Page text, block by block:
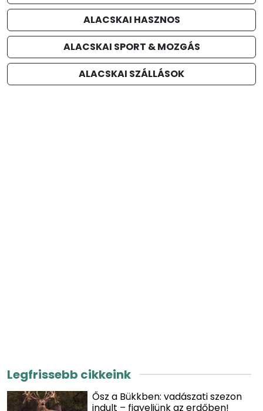
ALACSKAI HASZNOS
ALACSKAI SPORT & MOZGÁS
ALACSKAI SZÁLLÁSOK
Legfrissebb cikkeink
Ősz a Bükkben: vadászati szezon
indult – figyeljünk az erdőben!